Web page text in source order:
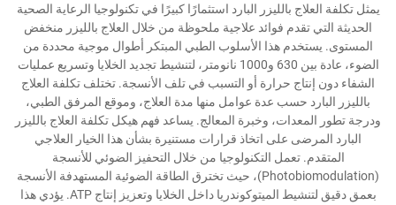
يمثل تكلفة العلاج بالليزر البارد استثمارًا كبيرًا في تكنولوجيا الرعاية الصحية
الحديثة التي تقدم فوائد علاجية ملحوظة من خلال العلاج بالليزر منخفض
المستوى. يستخدم هذا الأسلوب الطبي المبتكر أطوال موجية محددة من
الضوء، عادة بين 630 و1000 نانومتر، لتنشيط تجديد الخلايا وتسريع عمليات
الشفاء دون إنتاج حرارة أو التسبب في تلف الأنسجة. تختلف تكلفة العلاج
بالليزر البارد حسب عدة عوامل منها مدة العلاج، وموقع المرفق الطبي،
ودرجة تطور المعدات، وخبرة المعالج. يساعد فهم هيكل تكلفة العلاج بالليزر
البارد المرضى على اتخاذ قرارات مستنيرة بشأن هذا الخيار العلاجي
المتقدم. تعمل التكنولوجيا من خلال التحفيز الضوئي للأنسجة
(Photobiomodulation)، حيث تخترق الطاقة الضوئية المستهدفة الأنسجة
بعمق دقيق لتنشيط الميتوكوندريا داخل الخلايا وتعزيز إنتاج ATP. يؤدي هذا